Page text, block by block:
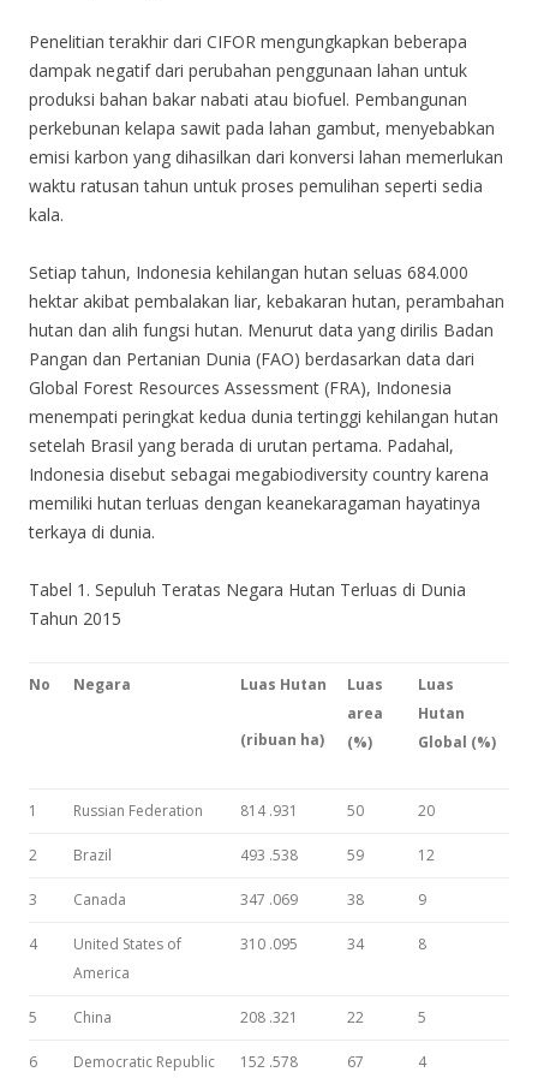
Penelitian terakhir dari CIFOR mengungkapkan beberapa
dampak negatif dari perubahan penggunaan lahan untuk
produksi bahan bakar nabati atau biofuel. Pembangunan
perkebunan kelapa sawit pada lahan gambut, menyebabkan
emisi karbon yang dihasilkan dari konversi lahan memerlukan
waktu ratusan tahun untuk proses pemulihan seperti sedia
kala.
Setiap tahun, Indonesia kehilangan hutan seluas 684.000
hektar akibat pembalakan liar, kebakaran hutan, perambahan
hutan dan alih fungsi hutan. Menurut data yang dirilis Badan
Pangan dan Pertanian Dunia (FAO) berdasarkan data dari
Global Forest Resources Assessment (FRA), Indonesia
menempati peringkat kedua dunia tertinggi kehilangan hutan
setelah Brasil yang berada di urutan pertama. Padahal,
Indonesia disebut sebagai megabiodiversity country karena
memiliki hutan terluas dengan keanekaragaman hayatinya
terkaya di dunia.
Tabel 1. Sepuluh Teratas Negara Hutan Terluas di Dunia
Tahun 2015
No Negara Luas Hutan
(ribuan ha)
Luas
area
(%)
Luas
Hutan
Global (%)
1 Russian Federation 814 .931 50 20
2 Brazil 493 .538 59 12
3 Canada 347 .069 38 9
4
United States of
America
310 .095 34 8
5 China 208 .321 22 5
6 Democratic Republic 152 .578 67 4